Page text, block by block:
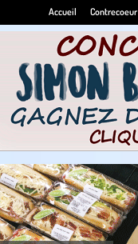
Accueil Contrecoeur